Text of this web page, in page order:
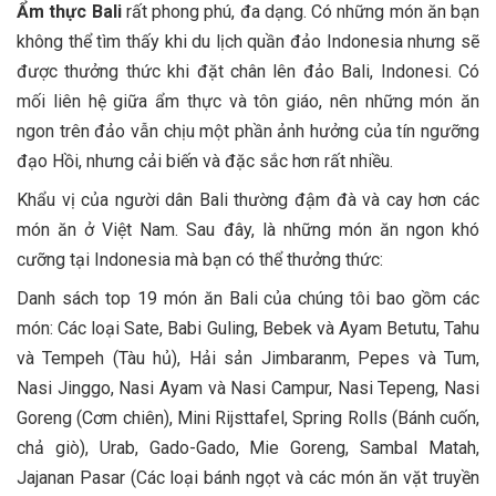
Ẩm thực Balirất phong phú, đa dạng. Có những món ăn bạn
không thể tìm thấy khi du lịch quần đảo Indonesia nhưng sẽ
được thưởng thức khi đặt chân lên đảo Bali, Indonesi. Có
mối liên hệ giữa ẩm thực và tôn giáo, nên những món ăn
ngon trên đảo vẫn chịu một phần ảnh hưởng của tín ngưỡng
đạo Hồi, nhưng cải biến và đặc sắc hơn rất nhiều.
Khẩu vị của người dân Bali thường đậm đà và cay hơn các
món ăn ở Việt Nam. Sau đây, là những món ăn ngon khó
cưỡng tại Indonesia mà bạn có thể thưởng thức:
Danh sách top 19 món ăn Bali của chúng tôi bao gồm các
món: Các loại Sate, Babi Guling, Bebek và Ayam Betutu, Tahu
và Tempeh (Tàu hủ), Hải sản Jimbaranm, Pepes và Tum,
Nasi Jinggo, Nasi Ayam và Nasi Campur, Nasi Tepeng, Nasi
Goreng (Cơm chiên), Mini Rijsttafel, Spring Rolls (Bánh cuốn,
chả giò), Urab, Gado-Gado, Mie Goreng, Sambal Matah,
Jajanan Pasar (Các loại bánh ngọt và các món ăn vặt truyền